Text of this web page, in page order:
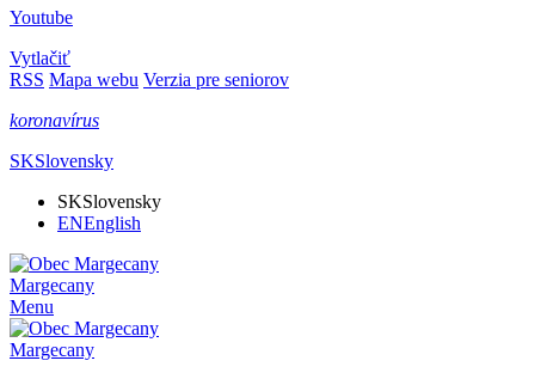
Youtube
Vytlačiť
RSS Mapa webu Verzia pre seniorov
koronavírus
SKSlovensky
SKSlovensky
ENEnglish
Margecany
Menu
Margecany